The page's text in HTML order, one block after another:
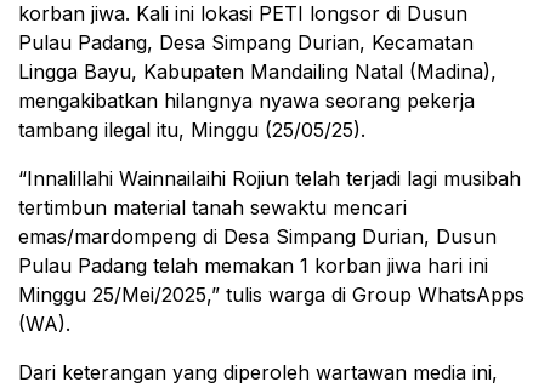
korban jiwa. Kali ini lokasi PETI longsor di Dusun
Pulau Padang, Desa Simpang Durian, Kecamatan
Lingga Bayu, Kabupaten Mandailing Natal (Madina),
mengakibatkan hilangnya nyawa seorang pekerja
tambang ilegal itu, Minggu (25/05/25).
“Innalillahi Wainnailaihi Rojiun telah terjadi lagi musibah
tertimbun material tanah sewaktu mencari
emas/mardompeng di Desa Simpang Durian, Dusun
Pulau Padang telah memakan 1 korban jiwa hari ini
Minggu 25/Mei/2025,” tulis warga di Group WhatsApps
(WA).
Dari keterangan yang diperoleh wartawan media ini,